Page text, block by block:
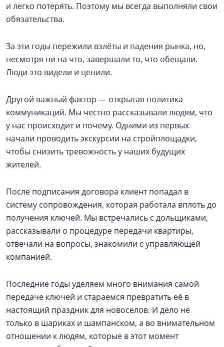
и легко потерять. Поэтому мы всегда выполняли свои
обязательства.
За эти годы пережили взлёты и падения рынка, но,
несмотря ни на что, завершали то, что обещали.
Люди это видели и ценили.
Другой важный фактор — открытая политика
коммуникаций. Мы честно рассказывали людям, что
у нас происходит и почему. Одними из первых
начали проводить экскурсии на стройплощадки,
чтобы снизить тревожность у наших будущих
жителей.
После подписания договора клиент попадал в
систему сопровождения, которая работала вплоть до
получения ключей. Мы встречались с дольщиками,
рассказывали о процедуре передачи квартиры,
отвечали на вопросы, знакомили с управляющей
компанией.
Последние годы уделяем много внимания самой
передаче ключей и стараемся превратить её в
настоящий праздник для новоселов. И дело не
только в шариках и шампанском, а во внимательном
отношении к людям, которые в этот момент